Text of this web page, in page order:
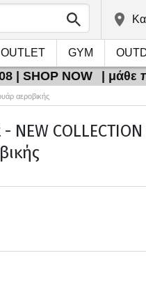
OUTLET GYM
| SHOP NOW | μάθε
αεροβικής